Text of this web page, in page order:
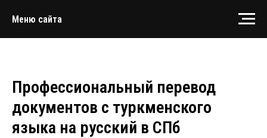
Меню сайта
Профессиональный перевод
документов с туркменского
языка на русский в СПб